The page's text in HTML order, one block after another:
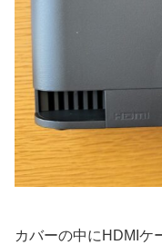
カバーの中にHDMIケ